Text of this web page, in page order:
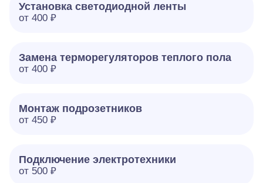
Установка светодиодной ленты
от 400 ₽
Замена терморегуляторов теплого пола
от 400 ₽
Монтаж подрозетников
от 450 ₽
Подключение электротехники
от 500 ₽